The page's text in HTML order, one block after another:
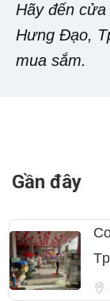
Hãy đến cửa
Hưng Đạo,
mua sắm.
Gần đây